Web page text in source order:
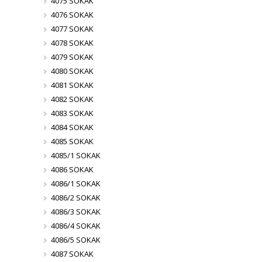
4076 SOKAK
4077 SOKAK
4078 SOKAK
4079 SOKAK
4080 SOKAK
4081 SOKAK
4082 SOKAK
4083 SOKAK
4084 SOKAK
4085 SOKAK
4085/1 SOKAK
4086 SOKAK
4086/1 SOKAK
4086/2 SOKAK
4086/3 SOKAK
4086/4 SOKAK
4086/5 SOKAK
4087 SOKAK